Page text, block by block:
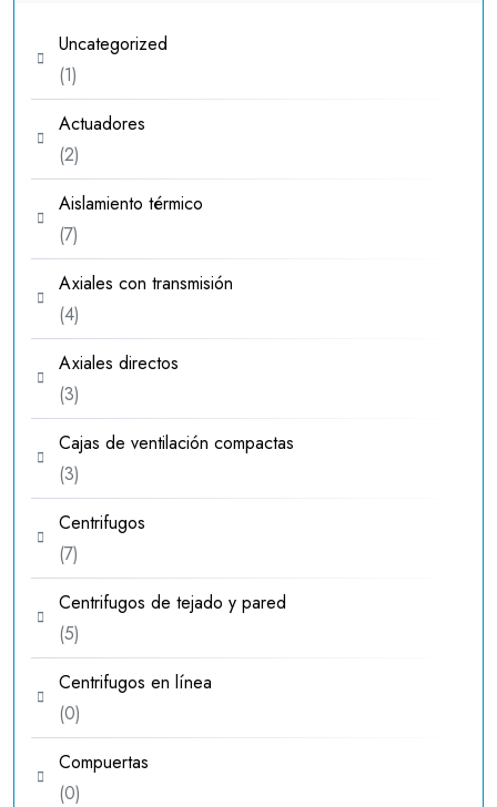
Uncategorized
11
producto
Actuadores
22
productos
Aislamiento térmico
77
productos
Axiales con transmisión
44
productos
Axiales directos
33
productos
Cajas de ventilación compactas
33
productos
Centrifugos
77
productos
Centrifugos de tejado y pared
55
productos
Centrifugos en línea
00
productos
Compuertas
00